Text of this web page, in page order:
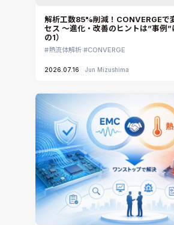
解析工数85%削減！CONVERGEで
セス ～進化・改善のヒントは”事例”
の1）
熱流体解析 CONVERGE
2026.07.16 Jun Mizushima